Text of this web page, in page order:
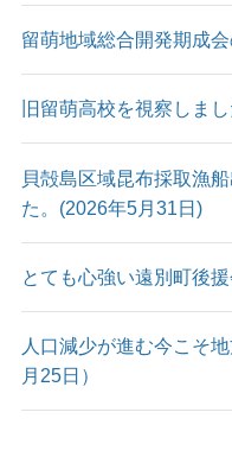
留萌地域総合開発期成
旧留萌高校を視察しま
貝殻島区域昆布採取漁
た。(2026年5月31日)
とても心強い遠別町後
人口減少が進む今こそ
月25日）